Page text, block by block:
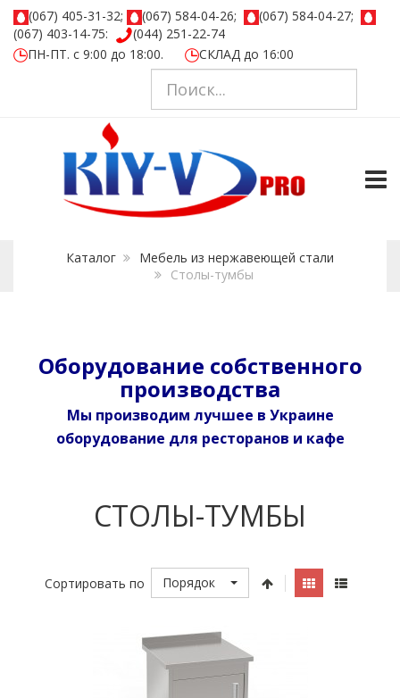
(067) 405-31-32; (067) 584-04-26;
(067) 584-04-27;
(067) 403-14-75:
(044) 251-22-74
ПН-ПТ. с 9:00 до 18:00.
СКЛАД до 16:00
Каталог
Мебель из нержавеющей стали
Столы-тумбы
Оборудование собственного
производства
Мы производим лучшее в Украине
оборудование для ресторанов и кафе
СТОЛЫ-ТУМБЫ
Сортировать по Порядок